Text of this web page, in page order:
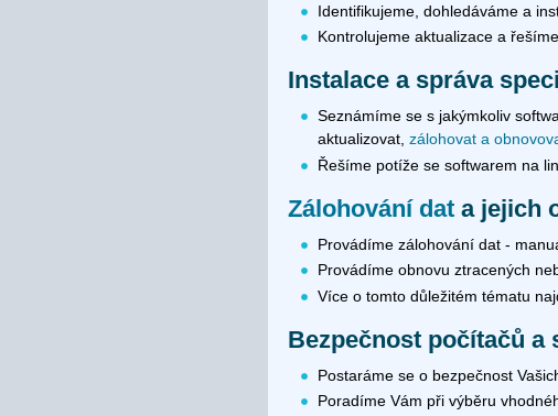
Identifikujeme, dohledáváme a
Kontrolujeme aktualizace a
Instalace a správa
Seznámíme se s jakýmkoliv
aktualizovat,zálohovat a
Řešíme potíže se softwarem na
Zálohování data jejich
Provádíme zálohování dat -
Provádíme obnovu ztracených
Více o tomto důležitém tématu
Bezpečnost počítačů a
Postaráme se o bezpečnost
Poradíme Vám při výběru